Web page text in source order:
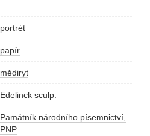
portrét
papír
mědiryt
Edelinck sculp.
Památník národního písemnictví,
PNP